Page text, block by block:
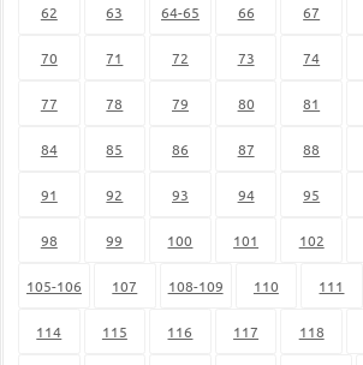
62 63 64-65 66 67
70 71 72 73 74
77 78 79 80 81
84 85 86 87 88
91 92 93 94 95
98 99 100 101 102
105-106 107 108-109 110 111
114 115 116 117 118